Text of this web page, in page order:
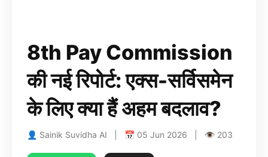
8th Pay Commission
की नई रिपोर्ट: एक्स-सर्विसमेन
के लिए क्या हैं अहम बदलाव?
👤 Sainik Suvidha AI | 📅 05 Jun 2026 | 👁 203